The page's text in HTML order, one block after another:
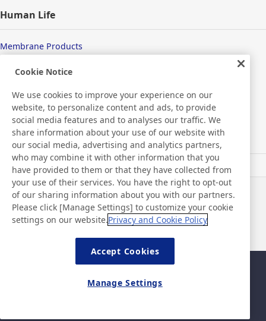
Human Life
Membrane Products
Medical Products
Hygiene
New Products/Technologies
Flex Sensing
Noticias
Contacto
Preguntas frecuentes
Política de privacidad
Política de seguridad de la
Cookie Notice
We use cookies to improve your experience on our
website, to personalize content and ads, to provide
social media features and to analyses our traffic. We
share information about your use of our website with
our social media, advertising and analytics partners,
who may combine it with other information that you
have provided to them or that they have collected from
your use of their services. You have the right to opt-out
of our sharing information about you with our partners.
Please click [Manage Settings] to customize your cookie
settings on our website.Privacy and Cookie Policy
Accept Cookies
Manage Settings